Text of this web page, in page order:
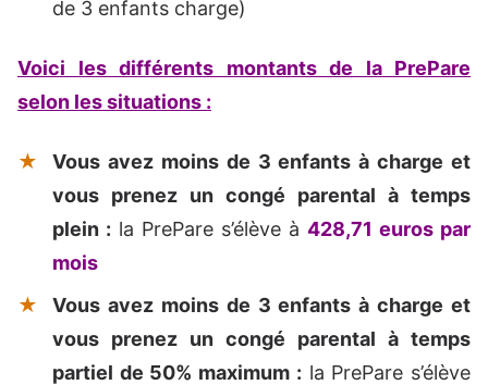
de 3 enfants charge)
Voici les différents montants de la PrePare
selon les situations :
Vous avez moins de 3 enfants à charge et
vous prenez un congé parental à temps
plein : la PrePare s’élève à 428,71 euros par
mois
Vous avez moins de 3 enfants à charge et
vous prenez un congé parental à temps
partiel de 50% maximum : la PrePare s’élève